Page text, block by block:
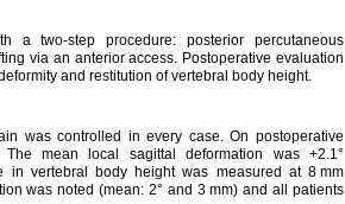
two-step procedure: posterior percutaneous
via an anterior access. Postoperative evaluation
and restitution of vertebral body height.
was controlled in every case. On postoperative
mean local sagittal deformation was +2.1°
in vertebral body height was measured at 8 mm
was noted (mean: 2° and 3 mm) and all patients